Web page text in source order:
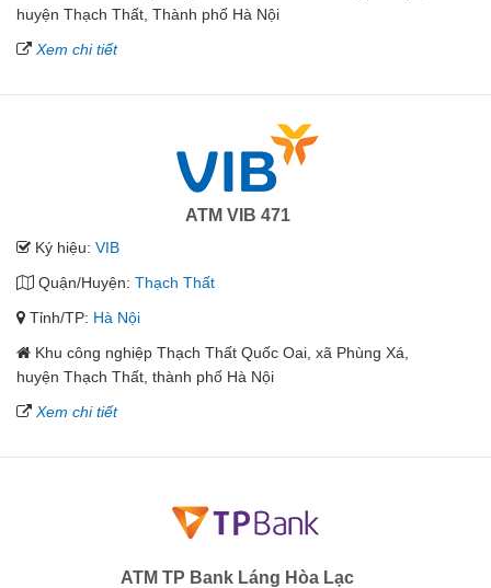
huyện Thạch Thất, Thành phố Hà Nội
Xem chi tiết
ATM VIB 471
Ký hiệu: VIB
Quận/Huyện: Thạch Thất
Tỉnh/TP: Hà Nội
Khu công nghiệp Thạch Thất Quốc Oai, xã Phùng Xá,
huyện Thạch Thất, thành phố Hà Nội
Xem chi tiết
ATM TP Bank Láng Hòa Lạc